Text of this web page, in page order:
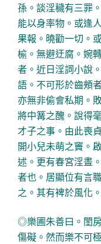
孫。談淫穢有三罪
能以身率物。或逢
果報。曉勸一切。
榆。無避迂腐。婉
者。近日淫詞小說
語。不可形於齒頰
亦無非偷會私期。
將中篝之醜。說得
才子之事。由此喪
開小兒未萌之竇。
述。更有春宮淫晝
者也。居顯位有言
之。其有裨於風化
◎樂圃朱善曰。閨
傷礙。然而樂不可